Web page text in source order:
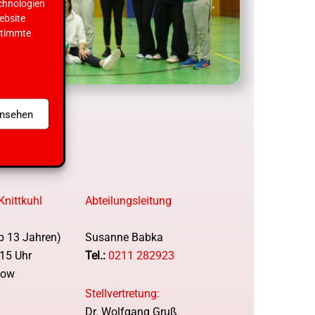
13 Jahren)
Uhr
Abteilungsleitung
Susanne Babka
Tel.: 0211 282923
Stellvertretung:
Dr. Wolfgang Gruß